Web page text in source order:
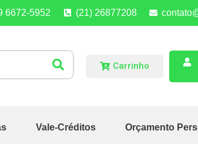
6672-5952 (21) 26877208
Carrinho
Vale-Créditos Orçamento